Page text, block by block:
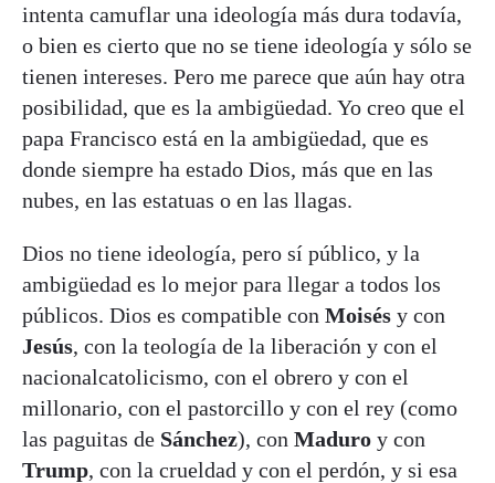
intenta camuflar una ideología más dura todavía,
o bien es cierto que no se tiene ideología y sólo se
tienen intereses. Pero me parece que aún hay otra
posibilidad, que es la ambigüedad. Yo creo que el
papa Francisco está en la ambigüedad, que es
donde siempre ha estado Dios, más que en las
nubes, en las estatuas o en las llagas.
Dios no tiene ideología, pero sí público, y la
ambigüedad es lo mejor para llegar a todos los
públicos. Dios es compatible con Moisés y con
Jesús, con la teología de la liberación y con el
nacionalcatolicismo, con el obrero y con el
millonario, con el pastorcillo y con el rey (como
las paguitas de Sánchez), con Maduro y con
Trump, con la crueldad y con el perdón, y si esa